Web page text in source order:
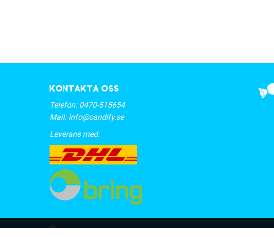
Kontakta oss
Telefon: 0470-515654
Mail: info@candify.se
Leverans med: